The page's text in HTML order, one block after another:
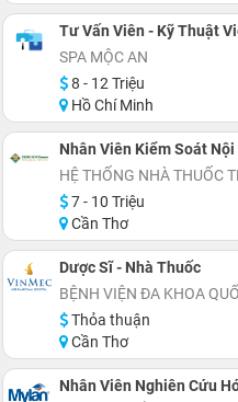
Tư Vấn Viên - Kỹ Thuật
SPA MỘC AN
8 - 12 Triệu
Hồ Chí Minh
Nhân Viên Kiểm Soát Nội
HỆ THỐNG NHÀ THUỐC
7 - 10 Triệu
Cần Thơ
Dược Sĩ - Nhà Thuốc
BỆNH VIỆN ĐA KHOA
Thỏa thuận
Cần Thơ
Nhân Viên Nghiên Cứu